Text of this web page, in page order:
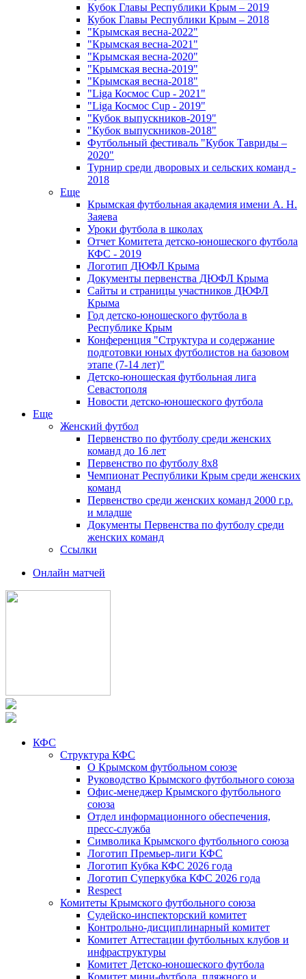
Кубок Главы Республики Крым – 2019
Кубок Главы Республики Крым – 2018
"Крымская весна-2022"
"Крымская весна-2021"
"Крымская весна-2020"
"Крымская весна-2019"
"Крымская весна-2018"
"Liga Космос Cup - 2021"
"Liga Космос Cup - 2019"
"Кубок выпускников-2019"
"Кубок выпускников-2018"
Футбольный фестиваль "Кубок Тавриды –
2020"
Турнир среди дворовых и сельских команд -
2018
Еще
Крымская футбольная академия имени А. Н.
Заяева
Уроки футбола в школах
Отчет Комитета детско-юношеского футбола
КФС - 2019
Логотип ДЮФЛ Крыма
Документы первенства ДЮФЛ Крыма
Сайты и страницы участников ДЮФЛ
Крыма
Год детско-юношеского футбола в
Республике Крым
Конференция "Структура и содержание
подготовки юных футболистов на базовом
этапе (7-14 лет)"
Детско-юношеская футбольная лига
Севастополя
Новости детско-юношеского футбола
Еще
Женский футбол
Первенство по футболу среди женских
команд до 16 лет
Первенство по футболу 8х8
Чемпионат Республики Крым среди женских
команд
Первенство среди женских команд 2000 г.р.
и младше
Документы Первенства по футболу среди
женских команд
Ссылки
Онлайн матчей
КФС
Структура КФС
О Крымском футбольном союзе
Руководство Крымского футбольного союза
Офис-менеджер Крымского футбольного
союза
Отдел информационного обеспечения,
пресс-служба
Символика Крымского футбольного союза
Логотип Премьер-лиги КФС
Логотип Кубка КФС 2026 года
Логотип Суперкубка КФС 2026 года
Respect
Комитеты Крымского футбольного союза
Судейско-инспекторский комитет
Контрольно-дисциплинарный комитет
Комитет Аттестации футбольных клубов и
инфраструктуры
Комитет Детско-юношеского футбола
Комитет мини-футбола, пляжного и